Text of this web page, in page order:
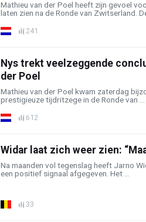
Mathieu van der Poel heeft zijn gevoel
laten zien na de Ronde van Zwitserland. De
241
Nys trekt veelzeggende
der Poel
Mathieu van der Poel kwam zaterdag
prestigieuze tijdritzege in de Ronde van ...
612
Widar laat zich weer zien:
Na maanden vol tegenslag heeft Jarno
een positief signaal afgegeven. Het ...
33